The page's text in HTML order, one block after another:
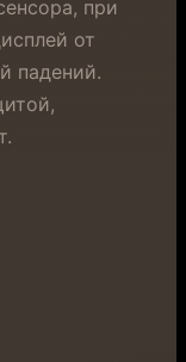
при
от
падений.